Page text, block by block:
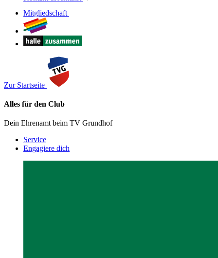
Mitgliedschaft
Zur Startseite
Alles für den Club
Dein Ehrenamt beim TV Grundhof
Service
Engagiere dich